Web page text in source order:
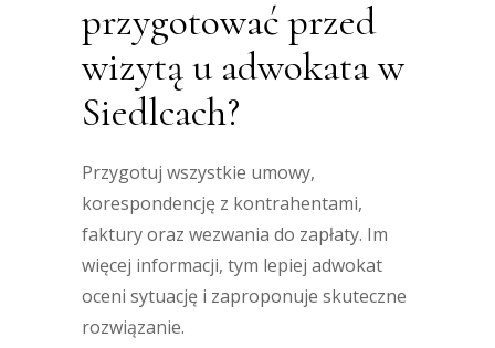
przygotować przed
wizytą u adwokata w
Siedlcach?
Przygotuj wszystkie umowy,
korespondencję z kontrahentami,
faktury oraz wezwania do zapłaty. Im
więcej informacji, tym lepiej adwokat
oceni sytuację i zaproponuje skuteczne
rozwiązanie.